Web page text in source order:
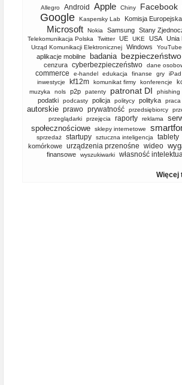
Allegro Android Apple Chiny Facebook
Google Kaspersky Lab Komisja Europejska
Microsoft Nokia Samsung Stany
Telekomunikacja Polska Twitter UE UKE USA Unia
Urząd Komunikacji Elektronicznej Windows YouTube
aplikacje mobilne badania bezpieczeństwo
cenzura cyberbezpieczeństwo dane
commerce
e-handel edukacja finanse gry iPad
inwestycje kf12m komunikat firmy konferencje
muzyka nols p2p patenty patronat DI phishing
podatki podcasty policja politycy polityka praca
autorskie prawo prywatność przedsiębiorcy
przeglądarki
przejęcia raporty reklama
społecznościowe
sklepy internetowe
sprzedaż
startupy sztuczna inteligencja tablety
komórkowe
urządzenia przenośne wideo
finansowe
wyszukiwarki własność
Więcej